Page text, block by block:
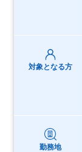
対象となる方
勤務地